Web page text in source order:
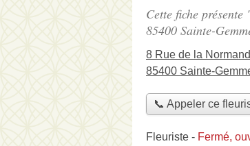
Cette fiche
85400 Sainte-
8 Rue de la
85400 Sainte-
📞 Appeler ce
Fleuriste - Fermé,